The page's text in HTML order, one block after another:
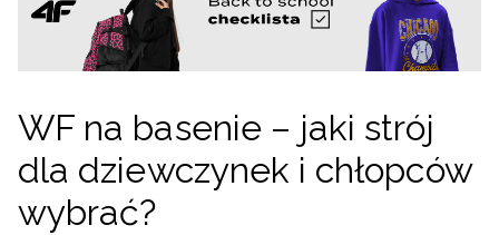
WF na basenie – jaki strój
dla dziewczynek i chłopców
wybrać?